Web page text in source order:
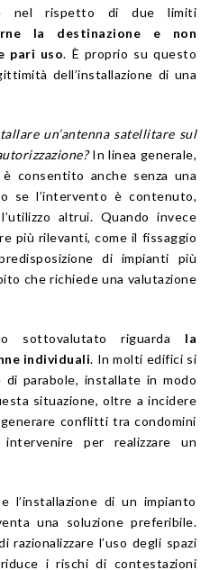
nel rispetto di due limiti
la destinazione e non
pari uso. È proprio su questo
dell’installazione di una
un’antenna satellitare sul
In linea generale,
consentito anche senza una
se l’intervento è contenuto,
altrui. Quando invece
più rilevanti, come il fissaggio
di impianti più
che richiede una valutazione
sottovalutato riguarda la
individuali. In molti edifici si
parabole, installate in modo
situazione, oltre a incidere
conflitti tra condomini
intervenire per realizzare un
l’installazione di un impianto
una soluzione preferibile.
l’uso degli spazi
i rischi di contestazioni